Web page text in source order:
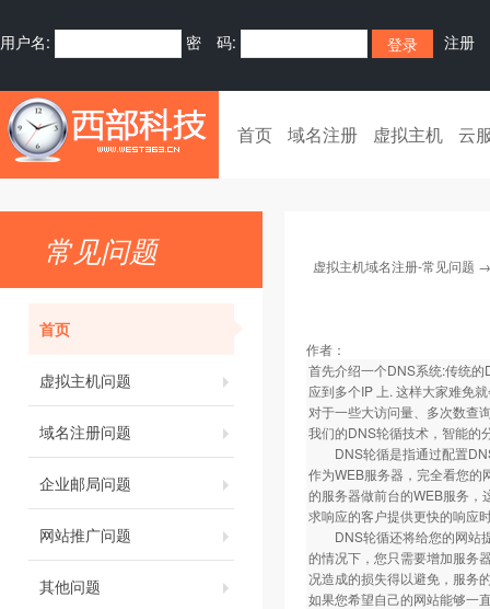
用户名: 密 码: 注册
首页 域名注册 虚拟主机 云
常见问题
首页
虚拟主机问题
域名注册问题
企业邮局问题
网站推广问题
其他问题
虚拟主机域名注册-常见问题
作者：
首先介绍一个DNS系统:传统
应到多个IP 上. 这样大家难免
对于一些大访问量、多次数查
我们的DNS轮循技术，智能的
DNS轮循是指通过配置DNS
作为WEB服务器，完全看您的
的服务器做前台的WEB服务，
求响应的客户提供更快的响应
DNS轮循还将给您的网站提
的情况下，您只需要增加服务
况造成的损失得以避免，服务
如果您希望自己的网站能够一